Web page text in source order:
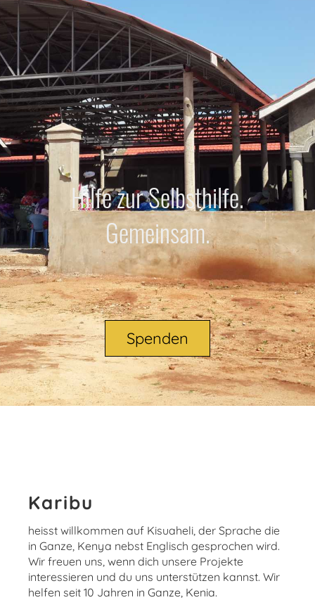
Hilfe zur Selbsthilfe.
Gemeinsam.
Spenden
Karibu
heisst willkommen auf Kisuaheli, der Sprache die
in Ganze, Kenya nebst Englisch gesprochen wird.
Wir freuen uns, wenn dich unsere Projekte
interessieren und du uns unterstützen kannst. Wir
helfen seit 10 Jahren in Ganze, Kenia.